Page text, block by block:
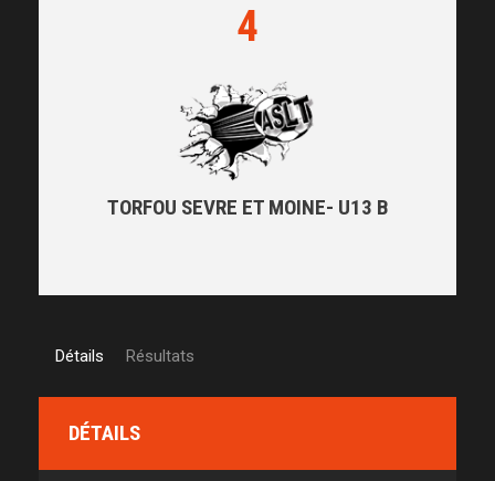
4
TORFOU SEVRE ET MOINE- U13 B
Détails Résultats
DÉTAILS